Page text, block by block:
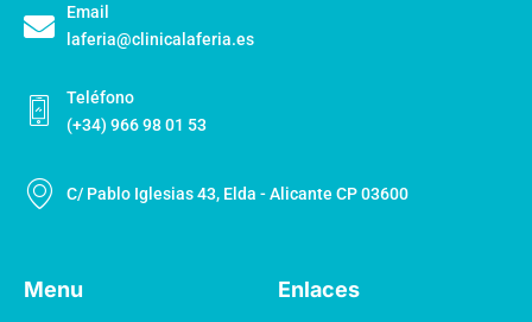
Email
laferia@clinicalaferia.es
Teléfono
(+34) 966 98 01 53
C/ Pablo Iglesias 43, Elda - Alicante CP 03600
Menu Enlaces